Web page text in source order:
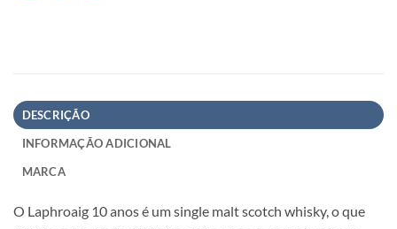
DESCRIÇÃO
INFORMAÇÃO ADICIONAL
MARCA
O Laphroaig 10 anos é um single malt scotch whisky, o que